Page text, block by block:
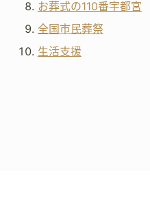
お葬式の110番宇都宮
全国市民葬祭
生活支援